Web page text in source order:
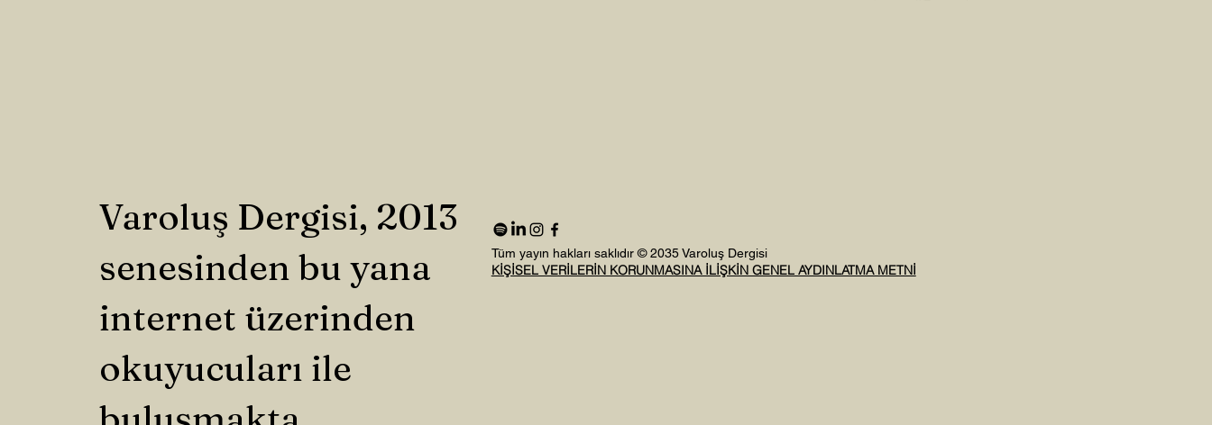
Varoluş Dergisi, 2013
senesinden bu yana
internet üzerinden
okuyucuları ile
Tüm yayın hakları saklıdır © 2035 Varoluş Dergisi
KİŞİSEL VERİLERİN KORUNMASINA İLİŞKİN GENEL AYDINLATMA METNİ